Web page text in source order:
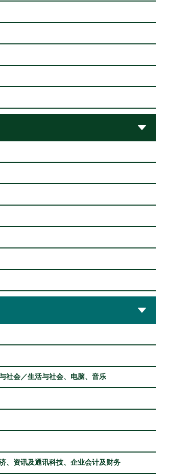
社会／生活与社会、电脑、音乐
、资讯及通讯科技、企业会计及财务